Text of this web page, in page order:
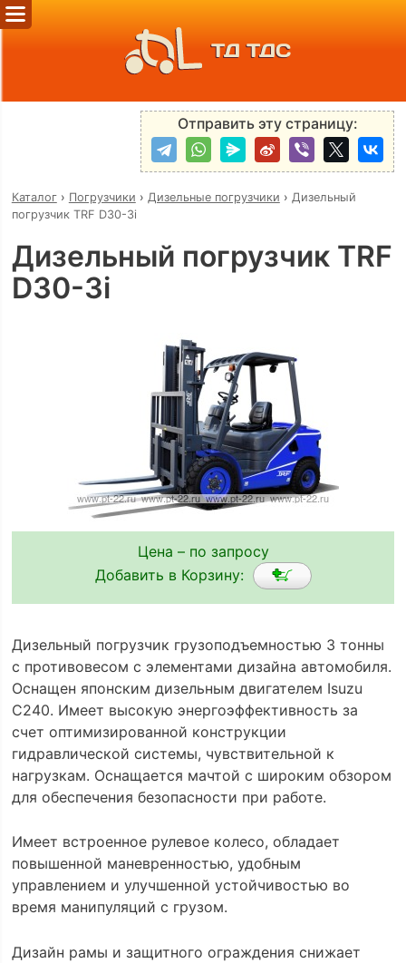
ТД ТДС
Отправить эту страницу:
Каталог› Погрузчики › Дизельные погрузчики › Дизельный
погрузчик TRF D30-3i
Дизельный погрузчик TRF
D30-3i
Цена – по запросу
Добавить в Корзину:
Дизельный погрузчик грузоподъемностью 3 тонны
с противовесом с элементами дизайна автомобиля.
Оснащен японским дизельным двигателем Isuzu
C240. Имеет высокую энергоэффективность за
счет оптимизированной конструкции
гидравлической системы, чувствительной к
нагрузкам. Оснащается мачтой с широким обзором
для обеспечения безопасности при работе.
Имеет встроенное рулевое колесо, обладает
повышенной маневренностью, удобным
управлением и улучшенной устойчивостью во
время манипуляций с грузом.
Дизайн рамы и защитного ограждения снижает